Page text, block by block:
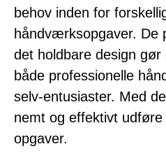
behov inden for
håndværksopgaver. De
det holdbare design
både professionelle
selv-entusiaster. Med
nemt og effektivt
opgaver.